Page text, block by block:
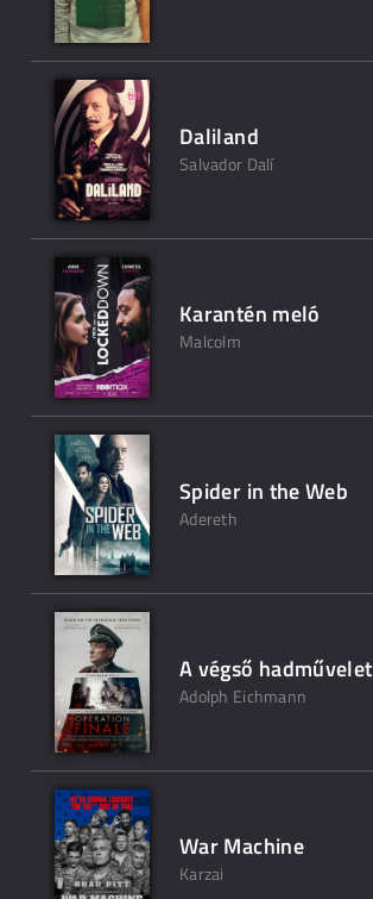
Daliland
Salvador Dalí
Karantén meló
Malcolm
Spider in the Web
Adereth
A végső hadművelet
Adolph Eichmann
War Machine
Karzai